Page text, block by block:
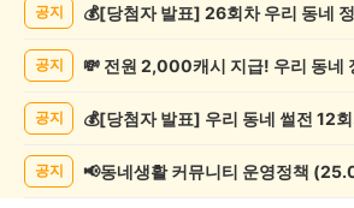
실/
목
공지
공지
공지
공지 📢동네생활 커뮤니티 운영정책